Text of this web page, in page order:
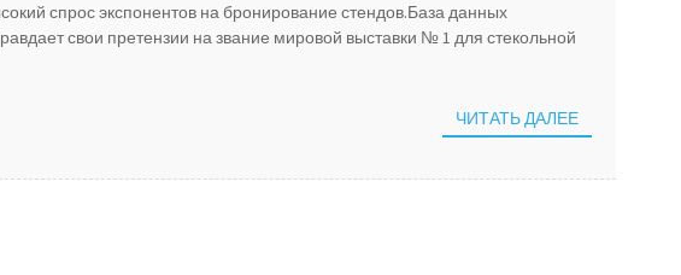
спрос экспонентов на бронирование стендов.База данных
свои претензии на звание мировой выставки № 1 для стекольной
ЧИТАТЬ ДАЛЕЕ